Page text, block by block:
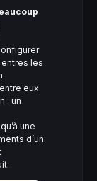
les
eux
: un
une
d’un